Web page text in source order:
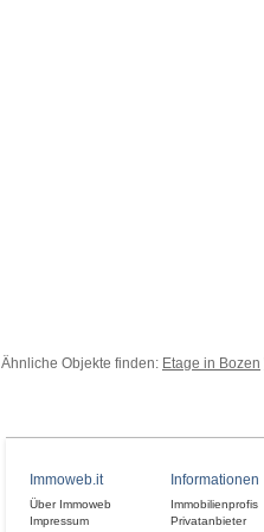
Ähnliche Objekte finden: Etage in Bozen
Immoweb.it
Über Immoweb
Impressum
Informationen
Immobilienprofis
Privatanbieter